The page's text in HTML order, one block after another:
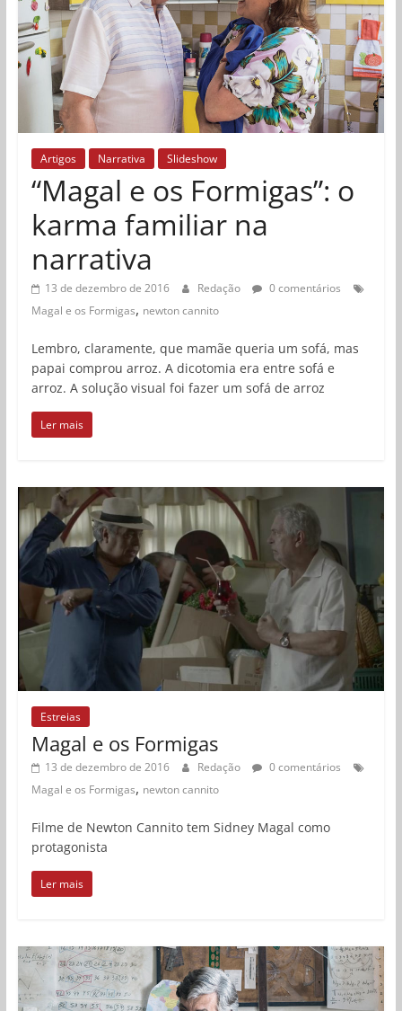
Artigos Narrativa Slideshow
“Magal e os Formigas”: o
karma familiar na
narrativa
13 de dezembro de 2016 Redação
0 comentários
Magal e os Formigas, newton cannito
Lembro, claramente, que mamãe queria um sofá, mas
papai comprou arroz. A dicotomia era entre sofá e
arroz. A solução visual foi fazer um sofá de arroz
Ler mais
Estreias
Magal e os Formigas
13 de dezembro de 2016 Redação
0 comentários
Magal e os Formigas, newton cannito
Filme de Newton Cannito tem Sidney Magal como
protagonista
Ler mais